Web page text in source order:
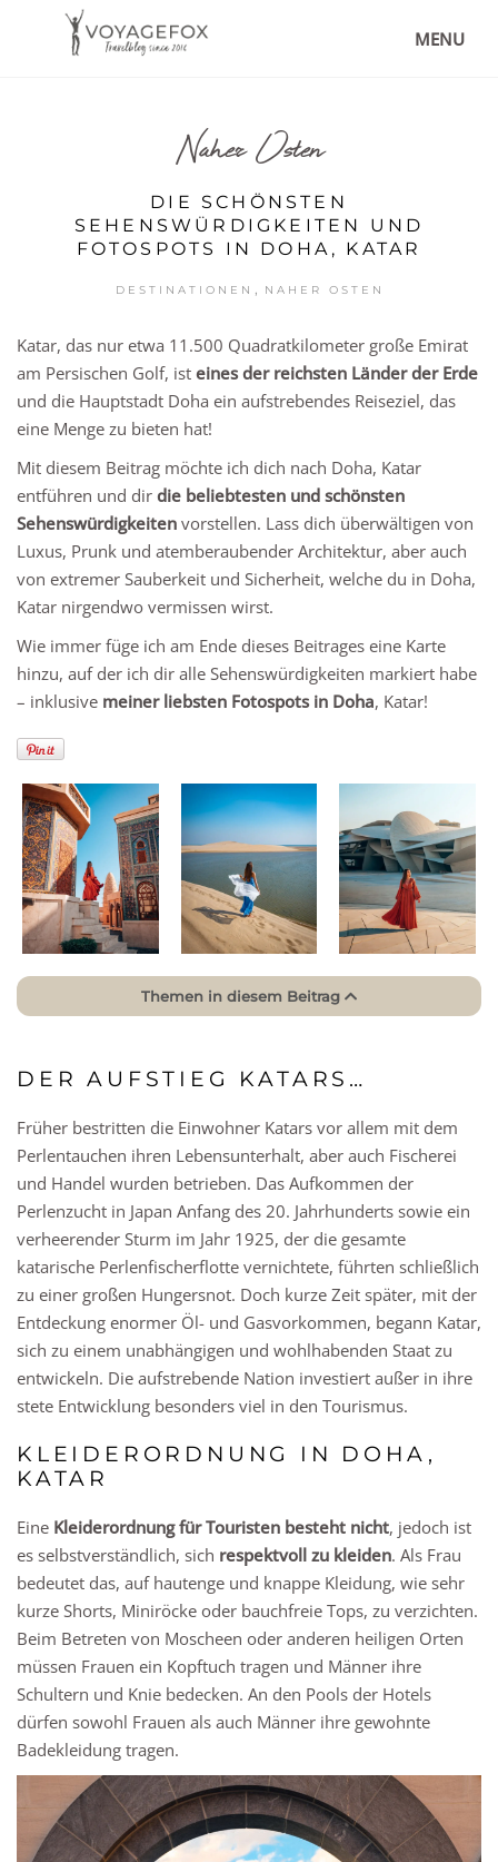
MENU
Naher Osten
DIE SCHÖNSTEN
SEHENSWÜRDIGKEITEN UND
FOTOSPOTS IN DOHA, KATAR
DESTINATIONEN , NAHER OSTEN
Katar, das nur etwa 11.500 Quadratkilometer große Emirat
am Persischen Golf, ist eines der reichsten Länder der Erde
und die Hauptstadt Doha ein aufstrebendes Reiseziel, das
eine Menge zu bieten hat!
Mit diesem Beitrag möchte ich dich nach Doha, Katar
entführen und dir die beliebtesten und schönsten
Sehenswürdigkeiten vorstellen. Lass dich überwältigen von
Luxus, Prunk und atemberaubender Architektur, aber auch
von extremer Sauberkeit und Sicherheit, welche du in Doha,
Katar nirgendwo vermissen wirst.
Wie immer füge ich am Ende dieses Beitrages eine Karte
hinzu, auf der ich dir alle Sehenswürdigkeiten markiert habe
– inklusive meiner liebsten Fotospots in Doha, Katar!
Themen in diesem Beitrag
DER AUFSTIEG KATARS…
Früher bestritten die Einwohner Katars vor allem mit dem
Perlentauchen ihren Lebensunterhalt, aber auch Fischerei
und Handel wurden betrieben. Das Aufkommen der
Perlenzucht in Japan Anfang des 20. Jahrhunderts sowie ein
verheerender Sturm im Jahr 1925, der die gesamte
katarische Perlenfischerflotte vernichtete, führten schließlich
zu einer großen Hungersnot. Doch kurze Zeit später, mit der
Entdeckung enormer Öl- und Gasvorkommen, begann Katar,
sich zu einem unabhängigen und wohlhabenden Staat zu
entwickeln. Die aufstrebende Nation investiert außer in ihre
stete Entwicklung besonders viel in den Tourismus.
KLEIDERORDNUNG IN DOHA,
KATAR
Eine Kleiderordnung für Touristen besteht nicht, jedoch ist
es selbstverständlich, sich respektvoll zu kleiden. Als Frau
bedeutet das, auf hautenge und knappe Kleidung, wie sehr
kurze Shorts, Miniröcke oder bauchfreie Tops, zu verzichten.
Beim Betreten von Moscheen oder anderen heiligen Orten
müssen Frauen ein Kopftuch tragen und Männer ihre
Schultern und Knie bedecken. An den Pools der Hotels
dürfen sowohl Frauen als auch Männer ihre gewohnte
Badekleidung tragen.